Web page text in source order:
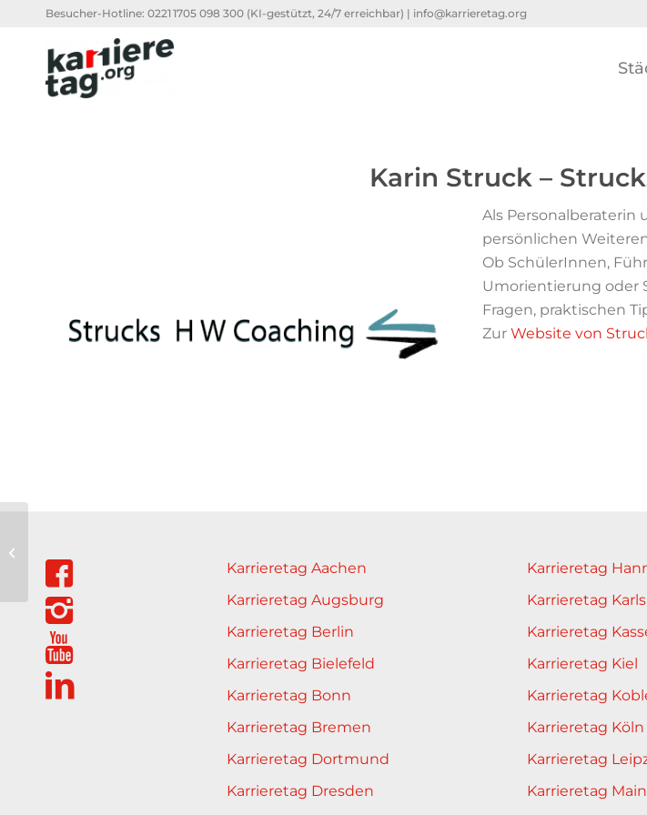
Besucher-Hotline: 0221 1705 098 300 (KI-gestützt, 24/7 erreichbar) | info@karrieretag.org
Karin Struck –
Als Personalberaterin
persönlichen
Ob SchülerInnen,
Umorientierung oder
Fragen, praktischen
Zur Website von
Karrieretag Aachen
Karrieretag Augsburg
Karrieretag Berlin
Karrieretag Bielefeld
Karrieretag Bonn
Karrieretag Bremen
Karrieretag Dortmund
Karrieretag Dresden
Karrieretag
Karrieretag
Karrieretag
Karrieretag Kiel
Karrieretag
Karrieretag Köln
Karrieretag
Karrieretag
Ernährung (BLE)